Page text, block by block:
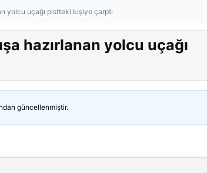
yolcu uçağı pistteki kişiye çarptı
hazırlanan yolcu uçağı
güncellenmiştir.